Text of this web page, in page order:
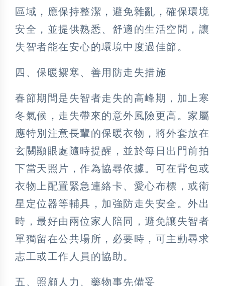
區域，應保持整潔，避免雜亂，確保環境
安全，並提供熟悉、舒適的生活空間，讓
失智者能在安心的環境中度過佳節。
四、保暖禦寒、善用防走失措施
春節期間是失智者走失的高峰期，加上寒
冬氣候，走失帶來的意外風險更高。家屬
應特別注意長輩的保暖衣物，將外套放在
玄關顯眼處隨時提醒，並於每日出門前拍
下當天照片，作為協尋依據。可在背包或
衣物上配置緊急連絡卡、愛心布標，或衛
星定位器等輔具，加強防走失安全。外出
時，最好由兩位家人陪同，避免讓失智者
單獨留在公共場所，必要時，可主動尋求
志工或工作人員的協助。
五、照顧人力、藥物事先備妥